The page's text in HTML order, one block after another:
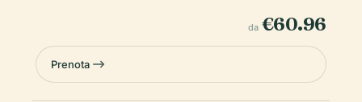
da €60.96
Prenota